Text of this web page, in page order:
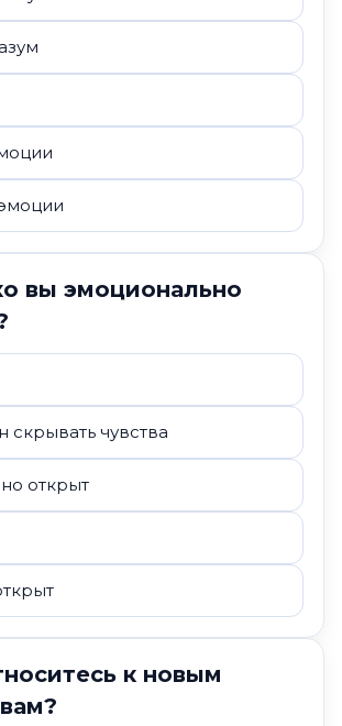
вы эмоционально
скрывать чувства
открыт
к новым